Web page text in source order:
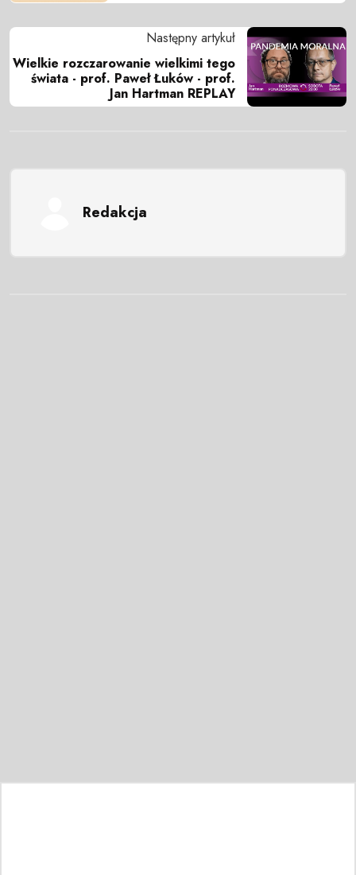
Następny artykuł
Wielkie rozczarowanie wielkimi tego
świata - prof. Paweł Łuków - prof.
Jan Hartman REPLAY
Redakcja